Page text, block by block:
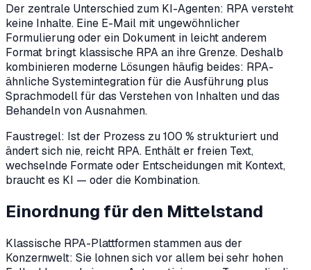
Der zentrale Unterschied zum KI-Agenten: RPA versteht
keine Inhalte. Eine E-Mail mit ungewöhnlicher
Formulierung oder ein Dokument in leicht anderem
Format bringt klassische RPA an ihre Grenze. Deshalb
kombinieren moderne Lösungen häufig beides: RPA-
ähnliche Systemintegration für die Ausführung plus
Sprachmodell für das Verstehen von Inhalten und das
Behandeln von Ausnahmen.
Faustregel: Ist der Prozess zu 100 % strukturiert und
ändert sich nie, reicht RPA. Enthält er freien Text,
wechselnde Formate oder Entscheidungen mit Kontext,
braucht es KI — oder die Kombination.
Einordnung für den Mittelstand
Klassische RPA-Plattformen stammen aus der
Konzernwelt: Sie lohnen sich vor allem bei sehr hohen